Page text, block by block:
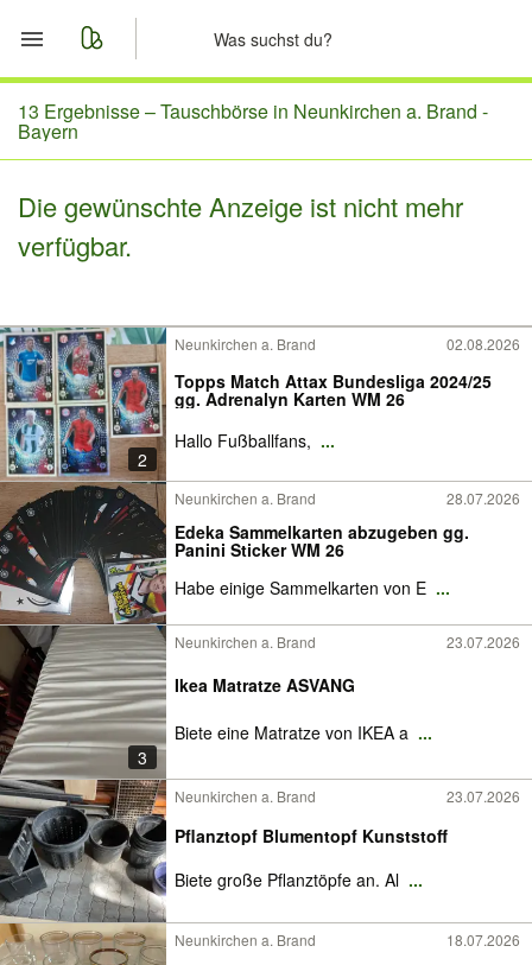
Start
Merkliste
Nachrichten
13 Ergebnisse –Tauschbörse in Neunkirchen a. Brand -
Bayern
Die gewünschte Anzeige ist nicht mehr
verfügbar.
2
Neunkirchen a. Brand 02.08.2026
Topps Match Attax Bundesliga 2024/25
gg. Adrenalyn Karten WM 26
Hallo Fußballfans, ...
Neunkirchen a. Brand 28.07.2026
Edeka Sammelkarten abzugeben gg.
Panini Sticker WM 26
Habe einige Sammelkarten von E ...
3
Neunkirchen a. Brand 23.07.2026
Ikea Matratze ASVANG
Biete eine Matratze von IKEA a ...
Neunkirchen a. Brand 23.07.2026
Pflanztopf Blumentopf Kunststoff
Biete große Pflanztöpfe an. Al ...
Neunkirchen a. Brand 18.07.2026